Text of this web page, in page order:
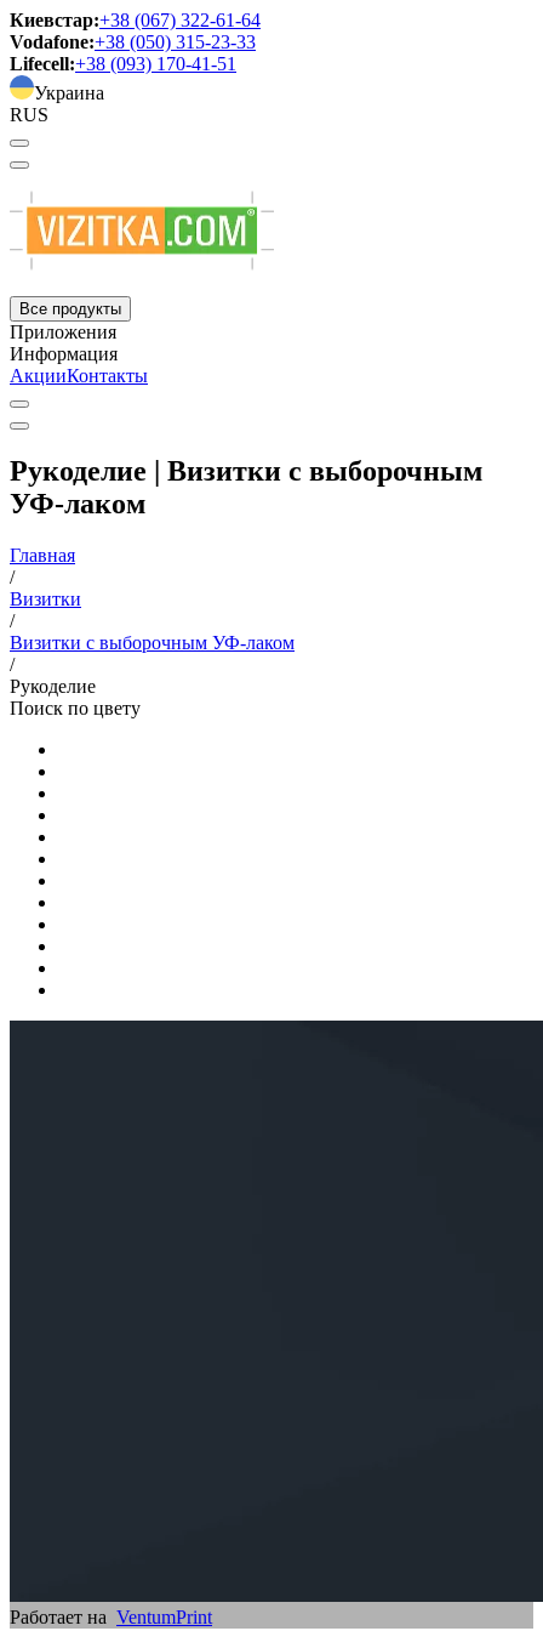
Киевстар:+38 (067) 322-61-64
Vodafone:+38 (050) 315-23-33
Lifecell:+38 (093) 170-41-51
Украина
RUS
Все продукты
Приложения
Информация
АкцииКонтакты
Рукоделие | Визитки с выборочным
УФ-лаком
Главная
/
Визитки
/
Визитки с выборочным УФ-лаком
/
Рукоделие
Поиск по цвету
Работает на VentumPrint